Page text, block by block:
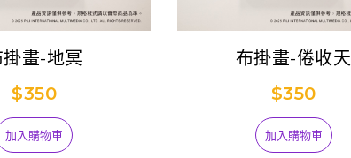
畫-地冥
$350
加入購物車
布掛畫-倦收天
$350
加入購物車